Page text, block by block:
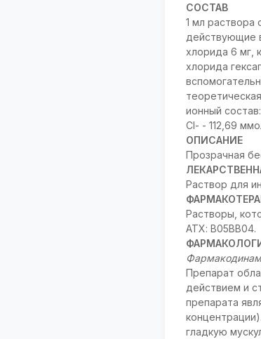
СОСТАВ
1 мл раствора
действующие
хлорида 6 мг,
хлорида
ионный
Сl- - 112,69
ОПИСАНИЕ
Прозрачная
Раствор для
Растворы,
АТХ: B05BB04.
Препарат
действием и
препарата
гладкую